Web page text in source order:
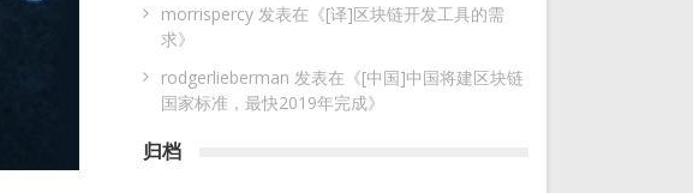
morrispercy 发表在《[译]区块链开发工具的需
求》
rodgerlieberman 发表在《[中国]中国将建区块链
国家标准，最快2019年完成》
归档